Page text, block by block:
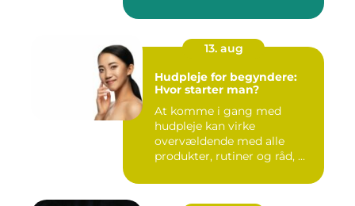
13. aug
Hudpleje for begyndere:
Hvor starter man?
At komme i gang med
hudpleje kan virke
overvældende med alle
produkter, rutiner og råd, ...